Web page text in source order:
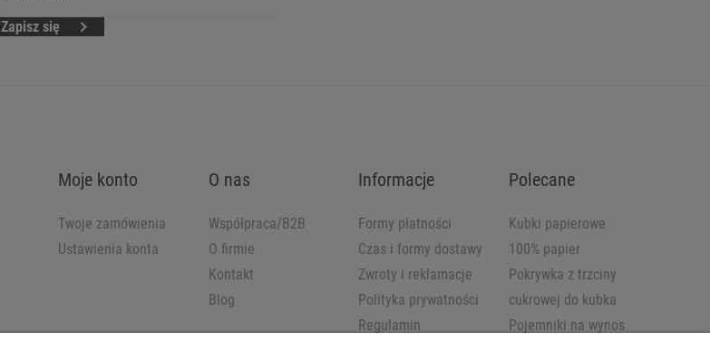
Zapisz się
Moje konto
Twoje zamówienia
Ustawienia konta
O nas
Współpraca/B2B
O firmie
Kontakt
Blog
Informacje
Formy płatności
Czas i formy dostawy
Zwroty i reklamacje
Polityka prywatności
Regulamin
Polecane
Kubki papierowe
100% papier
Pokrywka z trzciny
cukrowej do kubka
Pojemniki na wynos